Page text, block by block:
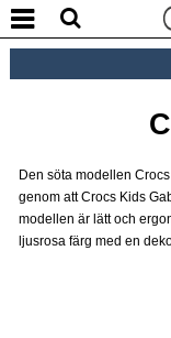
Den söta modellen
genom att Crocs Kids
modellen är lätt och
ljusrosa färg med en